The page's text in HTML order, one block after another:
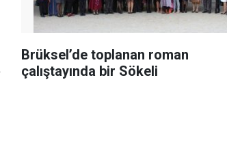
Brüksel’de toplanan roman
çalıştayında bir Sökeli